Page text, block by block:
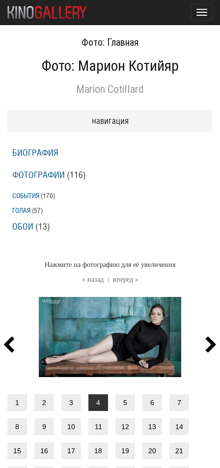
Фото: Главная
Фото: Марион Котийяр
Marion Cotillard
« назад вперед »
Нажмите на фотографию для её увеличения
1 2 3 4 5 6 7
8 9 10 11 12 13 14
15 16 17 18 19 20 21
навигация
БИОГРАФИЯ
ФОТОГРАФИИ (116)
СОБЫТИЯ (170)
ГОЛАЯ (57)
ОБОИ (13)